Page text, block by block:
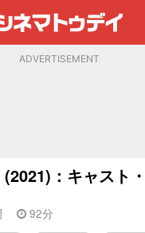
ADVERTISEMENT
：キャスト
92分